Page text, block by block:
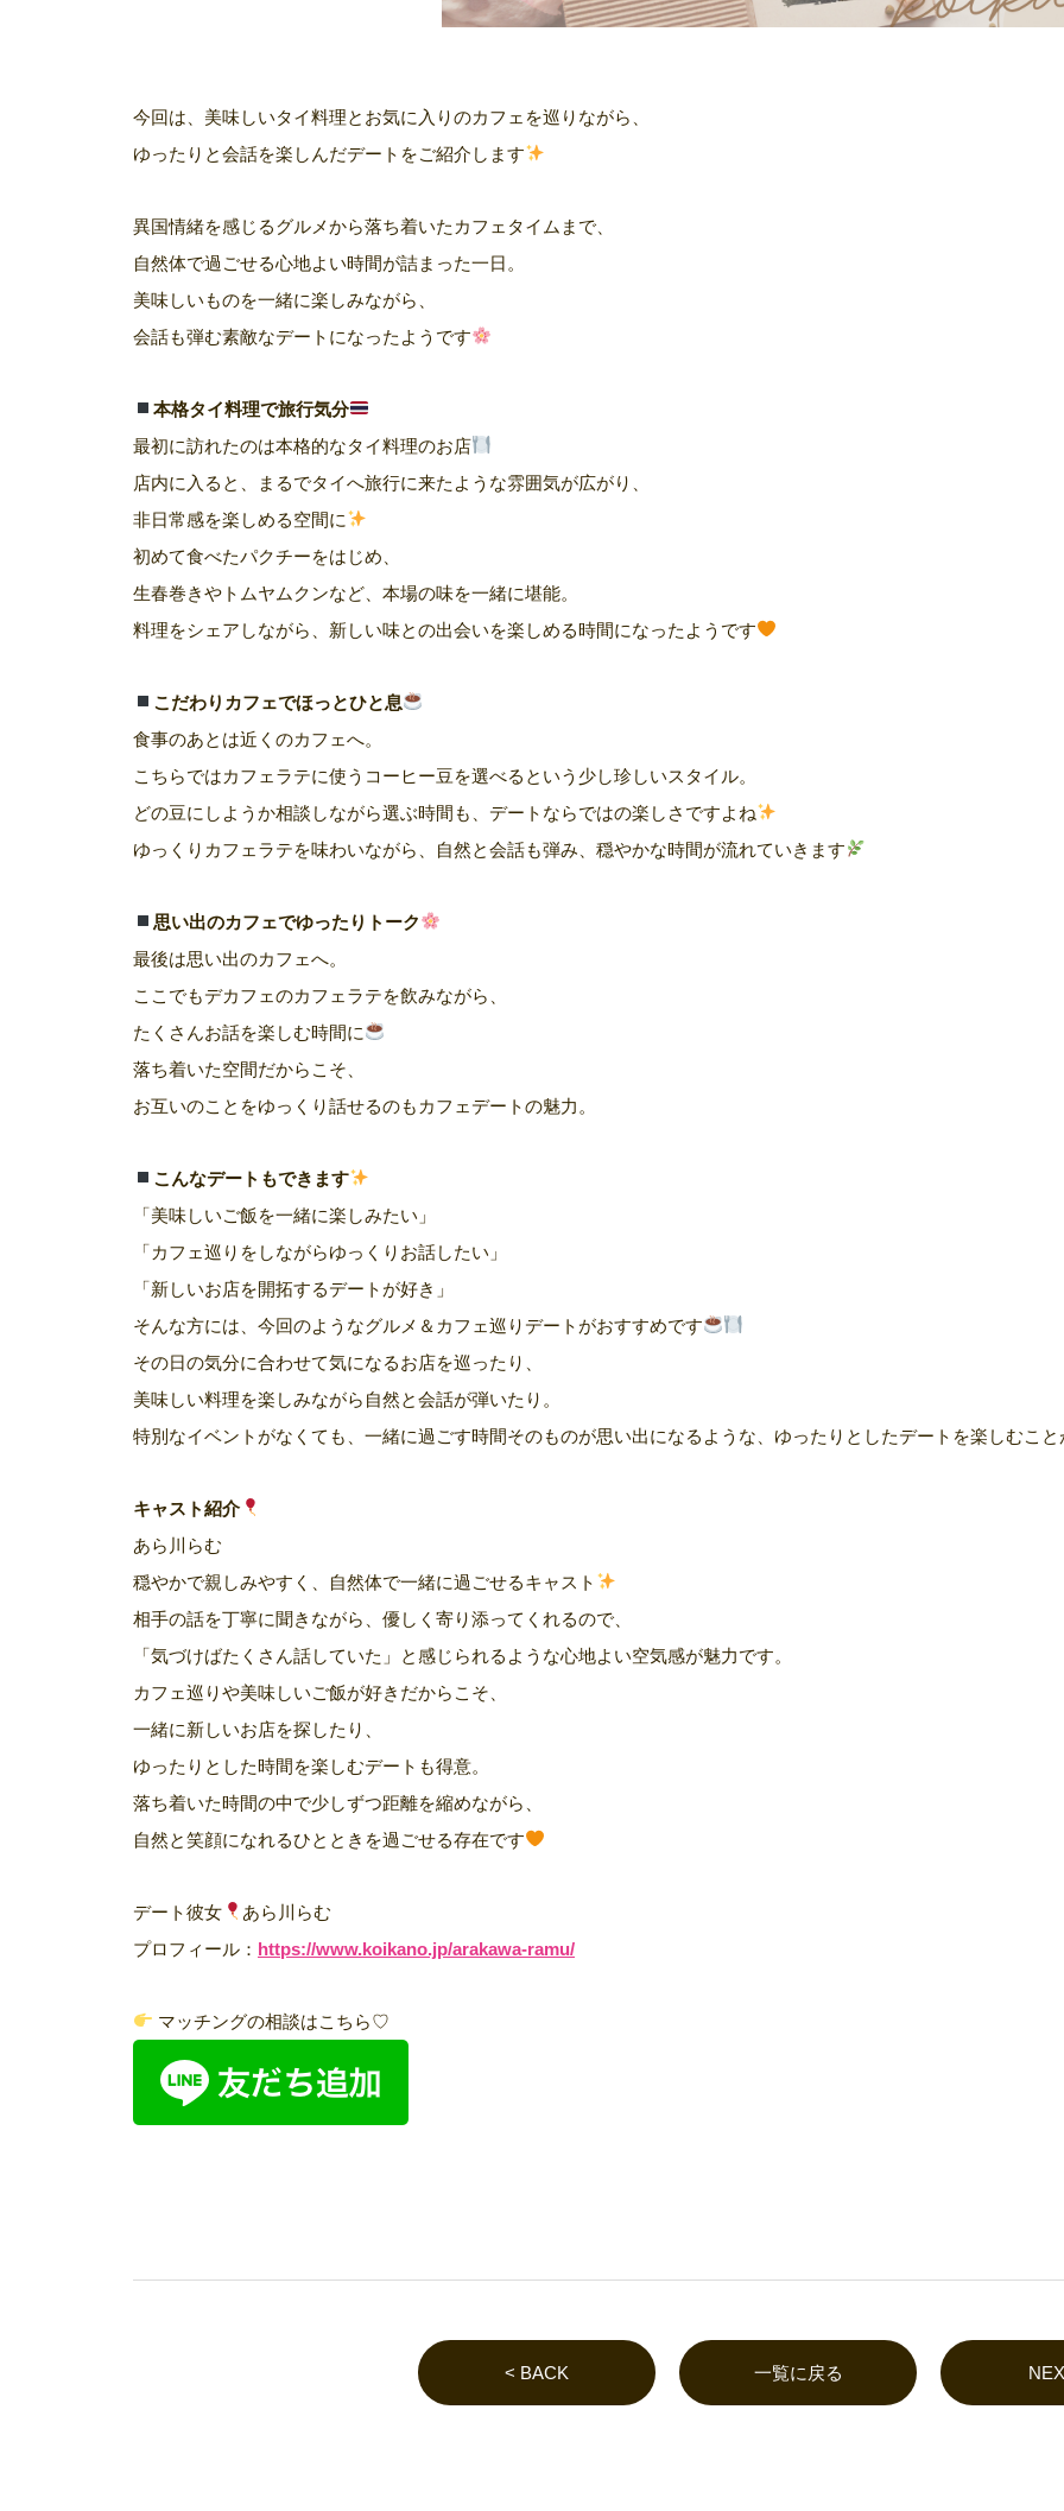
今回は、美味しいタイ料理とお気に入りのカフェを巡りながら、
ゆったりと会話を楽しんだデートをご紹介します
異国情緒を感じるグルメから落ち着いたカフェタイムまで、
自然体で過ごせる心地よい時間が詰まった一日。
美味しいものを一緒に楽しみながら、
会話も弾む素敵なデートになったようです
本格タイ料理で旅行気分
最初に訪れたのは本格的なタイ料理のお店
店内に入ると、まるでタイへ旅行に来たような雰囲気が広がり、
非日常感を楽しめる空間に
初めて食べたパクチーをはじめ、
生春巻きやトムヤムクンなど、本場の味を一緒に堪能。
料理をシェアしながら、新しい味との出会いを楽しめる時間になったようです
こだわりカフェでほっとひと息
食事のあとは近くのカフェへ。
こちらではカフェラテに使うコーヒー豆を選べるという少し珍しいスタイル。
どの豆にしようか相談しながら選ぶ時間も、デートならではの楽しさですよね
ゆっくりカフェラテを味わいながら、自然と会話も弾み、穏やかな時間が流れていきます
思い出のカフェでゆったりトーク
最後は思い出のカフェへ。
ここでもデカフェのカフェラテを飲みながら、
たくさんお話を楽しむ時間に
落ち着いた空間だからこそ、
お互いのことをゆっくり話せるのもカフェデートの魅力。
こんなデートもできます
「美味しいご飯を一緒に楽しみたい」
「カフェ巡りをしながらゆっくりお話したい」
「新しいお店を開拓するデートが好き」
そんな方には、今回のようなグルメ＆カフェ巡りデートがおすすめです
その日の気分に合わせて気になるお店を巡ったり、
美味しい料理を楽しみながら自然と会話が弾いたり。
特別なイベントがなくても、一緒に過ごす時間そのものが思い出になるような、ゆったりとしたデートを楽しむこ
キャスト紹介
あら川らむ
穏やかで親しみやすく、自然体で一緒に過ごせるキャスト
相手の話を丁寧に聞きながら、優しく寄り添ってくれるので、
「気づけばたくさん話していた」と感じられるような心地よい空気感が魅力です。
カフェ巡りや美味しいご飯が好きだからこそ、
一緒に新しいお店を探したり、
ゆったりとした時間を楽しむデートも得意。
落ち着いた時間の中で少しずつ距離を縮めながら、
自然と笑顔になれるひとときを過ごせる存在です
デート彼女
あら川らむ
プロフィール： https://www.koikano.jp/arakawa-ramu/
マッチングの相談はこちら♡
< BACK 一覧に戻る